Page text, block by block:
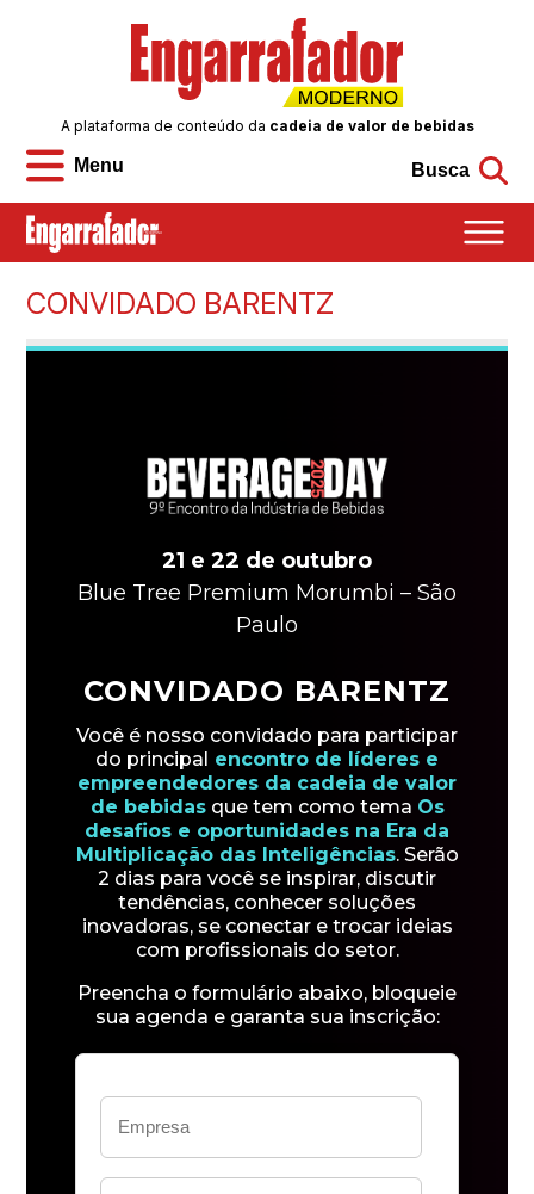
Menu
A plataforma de conteúdo da cadeia de valor de bebidas
Busca
CONVIDADO BARENTZ
21 e 22 de outubro
Blue Tree Premium Morumbi – São
Paulo
CONVIDADO BARENTZ
Você é nosso convidado para participar
do principal encontro de líderes e
empreendedores da cadeia de valor
de bebidasque tem como tema Os
desafios e oportunidades na Era da
Multiplicação das Inteligências. Serão
2 dias para você se inspirar, discutir
tendências, conhecer soluções
inovadoras, se conectar e trocar ideias
com profissionais do setor.
Preencha o formulário abaixo, bloqueie
sua agenda e garanta sua inscrição: